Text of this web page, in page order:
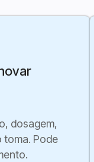
dosagem,
toma. Pode